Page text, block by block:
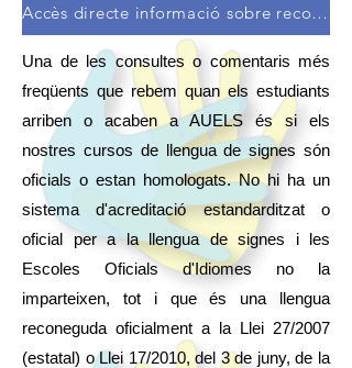
Accès directe informació sobre reconeixement de RIS
Una de les consultes o comentaris més
freqüents que rebem quan els estudiants
arriben o acaben a AUELS és si els
nostres cursos de llengua de signes són
oficials o estan homologats. No hi ha un
sistema d'acreditació estandarditzat o
oficial per a la llengua de signes i les
Escoles Oficials d'Idiomes no la
imparteixen, tot i que és una llengua
reconeguda oficialment a la Llei 27/2007
(estatal) o Llei 17/2010, del 3 de juny, de la